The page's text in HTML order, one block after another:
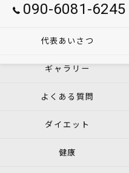
090-6081-6245
代表あいさつ
ギャラリー
よくある質問
ダイエット
健康